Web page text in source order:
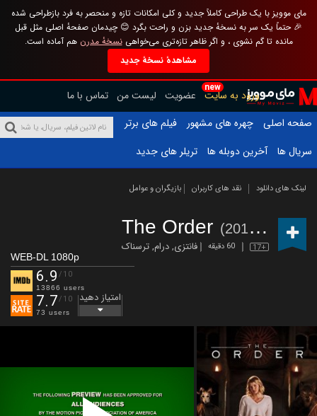
مای موویز با یک طراحی کاملاً جدید و کلی امکانات تازه و منحصر به فرد بازطراحی شده
🎉 حتماً یک سر به نسخهٔ جدید بزن و راحت بگرد 😊 چیدمان صفحهٔ اصلی مثل قبل
مانده تا گم نشوی ، و اگر ظاهر تازه‌تری می‌خواهینسخهٔ مدرن هم آماده است.
مشاهدهٔ نسخهٔ جدید
new
ورود به سایت عضویت لیست من تماس با ما
صفحه اصلی
چهره های مشهور
فیلم های برتر
سریال ها
آخرین دوبله ها تریلر های جدید
لینک های دانلود نقد های کاربران بازیگران و عوامل
The Order (2019 – )
17+ 60 دقیقه فانتزی,درام,ترسناک
WEB-DL 1080p
6.9 /10
13866 users
7.7/10
73 users
امتیاز دهید